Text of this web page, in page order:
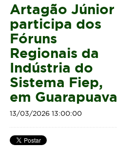
Artagão Júnior
participa dos
Fóruns
Regionais da
Indústria do
Sistema Fiep,
em Guarapuava
13/03/2026 13:00:00